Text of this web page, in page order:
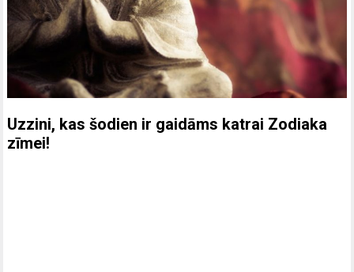
Uzzini, kas šodien ir gaidāms katrai Zodiaka
zīmei!